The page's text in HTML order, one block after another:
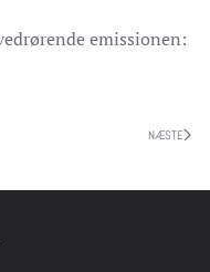
emissionen:
NÆSTE